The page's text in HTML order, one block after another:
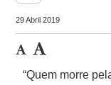
29 Abril 2019
“Quem morre